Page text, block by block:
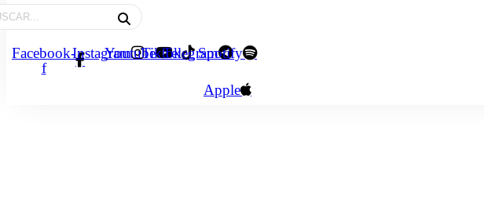
Facebook-
f
InstagramYoutubeTiktokTelegramSpotify
Apple